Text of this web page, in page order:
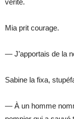
Mia prit courage.
— J’apportais de la
Sabine la fixa,
— À un homme